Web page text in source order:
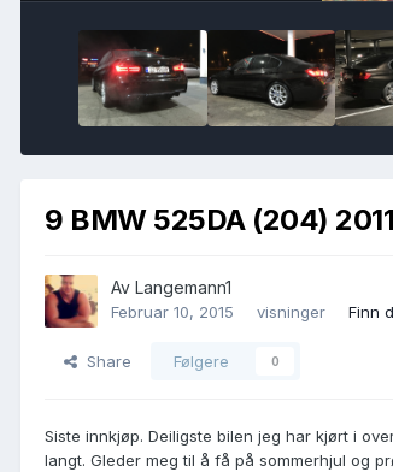
9 BMW 525DA (204)
Av Langemann1
Februar 10, 2015 visninger Finn
Share Følgere 0
Siste innkjøp. Deiligste bilen jeg har kjørt i
langt. Gleder meg til å få på sommerhjul og